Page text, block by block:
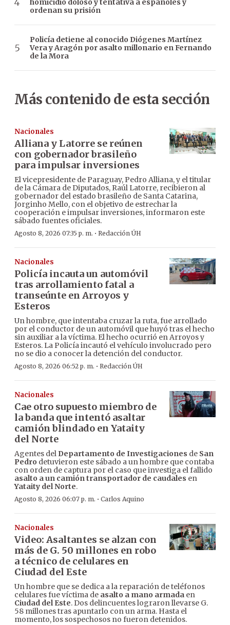
homicidio doloso y tentativa a españoles y
ordenan su prisión
Policía detiene al conocido Diógenes Martínez
Vera y Aragón por asalto millonario en Fernando
de la Mora
Más contenido de esta sección
Nacionales
Alliana y Latorre se reúnen
con gobernador brasileño
para impulsar inversiones
El vicepresidente de Paraguay, Pedro Alliana, y el titular
de la Cámara de Diputados, Raúl Latorre, recibieron al
gobernador del estado brasileño de Santa Catarina,
Jorginho Mello, con el objetivo de estrechar la
cooperación e impulsar inversiones, informaron este
sábado fuentes oficiales.
Agosto 8, 2026 07:35 p. m. · Redacción ÚH
Nacionales
Policía incauta un automóvil
tras arrollamiento fatal a
transeúnte en Arroyos y
Esteros
Un hombre, que intentaba cruzar la ruta, fue arrollado
por el conductor de un automóvil que huyó tras el hecho
sin auxiliar a la víctima. El hecho ocurrió en Arroyos y
Esteros. La Policía incautó el vehículo involucrado pero
no se dio a conocer la detención del conductor.
Agosto 8, 2026 06:52 p. m. · Redacción ÚH
Nacionales
Cae otro supuesto miembro de
la banda que intentó asaltar
camión blindado en Yataity
del Norte
Agentes del Departamento de Investigaciones de San
Pedro detuvieron este sábado a un hombre que contaba
con orden de captura por el caso que investiga el fallido
asalto a un camión transportador de caudales en
Yataity del Norte.
Agosto 8, 2026 06:07 p. m. · Carlos Aquino
Nacionales
Video: Asaltantes se alzan con
más de G. 50 millones en robo
a técnico de celulares en
Ciudad del Este
Un hombre que se dedica a la reparación de teléfonos
celulares fue víctima de asalto a mano armada en
Ciudad del Este. Dos delincuentes lograron llevarse G.
58 millones tras apuntarlo con un arma. Hasta el
momento, los sospechosos no fueron detenidos.